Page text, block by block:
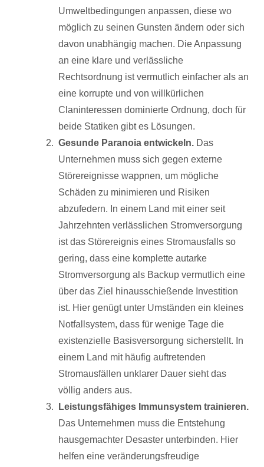
Umweltbedingungen anpassen, diese wo
möglich zu seinen Gunsten ändern oder sich
davon unabhängig machen. Die Anpassung
an eine klare und verlässliche
Rechtsordnung ist vermutlich einfacher als an
eine korrupte und von willkürlichen
Claninteressen dominierte Ordnung, doch für
beide Statiken gibt es Lösungen.
Gesunde Paranoia entwickeln. Das
Unternehmen muss sich gegen externe
Störereignisse wappnen, um mögliche
Schäden zu minimieren und Risiken
abzufedern. In einem Land mit einer seit
Jahrzehnten verlässlichen Stromversorgung
ist das Störereignis eines Stromausfalls so
gering, dass eine komplette autarke
Stromversorgung als Backup vermutlich eine
über das Ziel hinausschießende Investition
ist. Hier genügt unter Umständen ein kleines
Notfallsystem, dass für wenige Tage die
existenzielle Basisversorgung sicherstellt. In
einem Land mit häufig auftretenden
Stromausfällen unklarer Dauer sieht das
völlig anders aus.
Leistungsfähiges Immunsystem trainieren.
Das Unternehmen muss die Entstehung
hausgemachter Desaster unterbinden. Hier
helfen eine veränderungsfreudige